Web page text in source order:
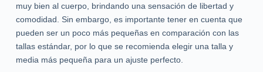
muy bien al cuerpo, brindando una sensación de libertad y
comodidad. Sin embargo, es importante tener en cuenta que
pueden ser un poco más pequeñas en comparación con las
tallas estándar, por lo que se recomienda elegir una talla y
media más pequeña para un ajuste perfecto.